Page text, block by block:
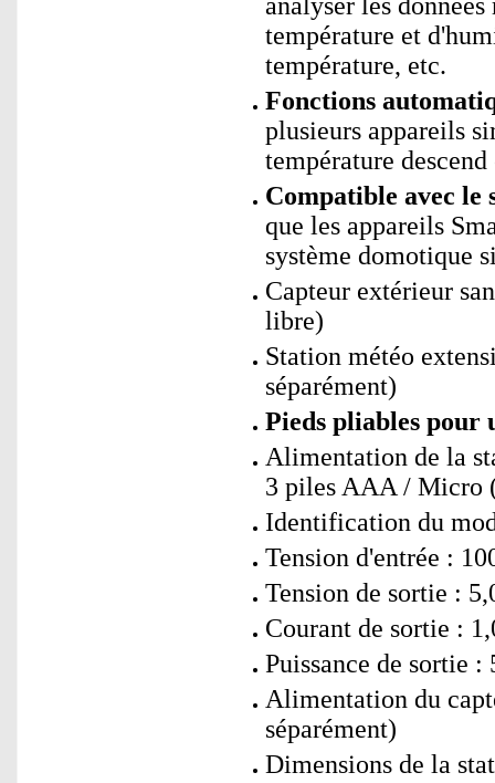
température et
température, etc.
Fonctions
plusieurs appareils
température
Compatible avec le
que les appareils
système domotique
Capteur extérieur
libre)
Station météo
séparément)
Pieds pliables
Alimentation de la
3 piles AAA / Micro
Identification du
Tension d'entrée :
Tension de sortie :
Courant de sortie :
Puissance de sortie :
Alimentation du
séparément)
Dimensions de la